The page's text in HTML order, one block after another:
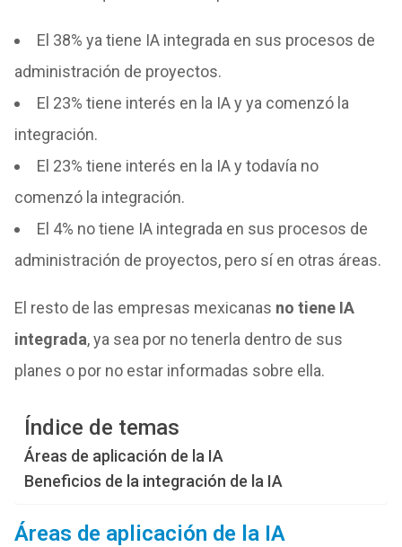
El 38% ya tiene IA integrada en sus procesos de
administración de proyectos.
El 23% tiene interés en la IA y ya comenzó la
integración.
El 23% tiene interés en la IA y todavía no
comenzó la integración.
El 4% no tiene IA integrada en sus procesos de
administración de proyectos, pero sí en otras áreas.
El resto de las empresas mexicanas no tiene IA
integrada, ya sea por no tenerla dentro de sus
planes o por no estar informadas sobre ella.
Índice de temas
Áreas de aplicación de la IA
Beneficios de la integración de la IA
Áreas de aplicación de la IA